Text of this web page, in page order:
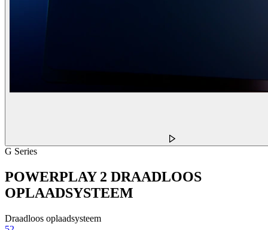
G Series
POWERPLAY 2 DRAADLOOS
OPLAADSYSTEEM
Draadloos oplaadsysteem